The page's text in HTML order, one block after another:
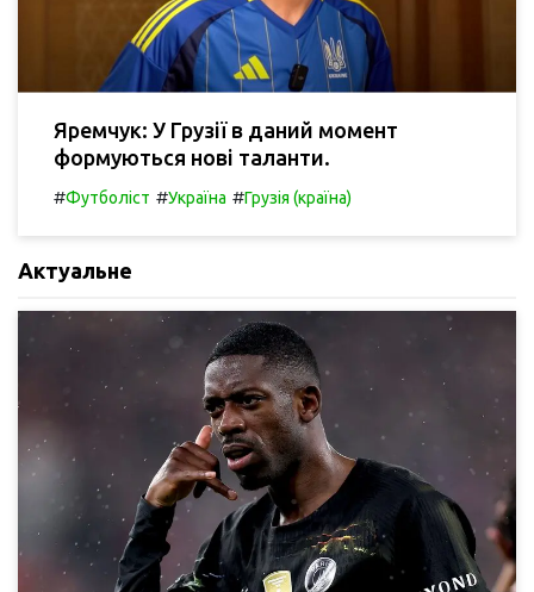
Яремчук: У Грузії в даний момент
формуються нові таланти.
#Футболіст #Україна #Грузія (країна)
Актуальне